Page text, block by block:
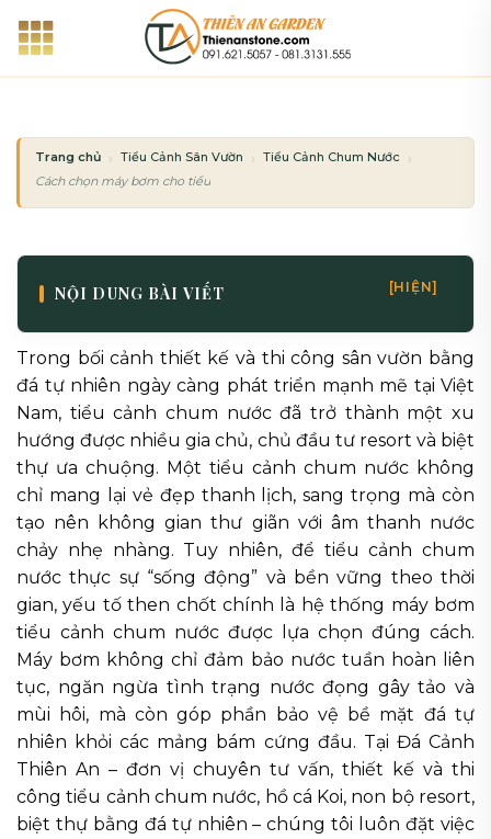
qua
Trang chủ Tiểu Cảnh Sân Vườn
Tiểu Cảnh Chum Nước
Cách chọn máy bơm cho tiểu cảnh chum nước hoạt động êm ái, bền bỉ
NỘI DUNG BÀI VIẾT [HIỆN]
Trong bối cảnh thiết kế và thi công sân vườn bằng
đá tự nhiên ngày càng phát triển mạnh mẽ tại Việt
Nam, tiểu cảnh chum nước đã trở thành một xu
hướng được nhiều gia chủ, chủ đầu tư resort và biệt
thự ưa chuộng. Một tiểu cảnh chum nước không
chỉ mang lại vẻ đẹp thanh lịch, sang trọng mà còn
tạo nên không gian thư giãn với âm thanh nước
chảy nhẹ nhàng. Tuy nhiên, để tiểu cảnh chum
nước thực sự “sống động” và bền vững theo thời
gian, yếu tố then chốt chính là hệ thống máy bơm
tiểu cảnh chum nước được lựa chọn đúng cách.
Máy bơm không chỉ đảm bảo nước tuần hoàn liên
tục, ngăn ngừa tình trạng nước đọng gây tảo và
mùi hôi, mà còn góp phần bảo vệ bề mặt đá tự
nhiên khỏi các mảng bám cứng đầu. Tại Đá Cảnh
Thiên An – đơn vị chuyên tư vấn, thiết kế và thi
công tiểu cảnh chum nước, hồ cá Koi, non bộ resort,
biệt thự bằng đá tự nhiên – chúng tôi luôn đặt việc